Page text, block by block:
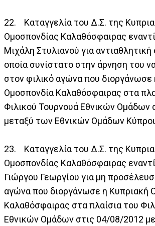
22. Καταγγελία του Δ.Σ. της
Ομοσπονδίας Καλαθόσφαιρας
Μιχάλη Στυλιανού για
οποία συνίστατο στην άρνηση του
στον φιλικό αγώνα που διοργάνωσε
Ομοσπονδία Καλαθόσφαιρας στα
Φιλικού Τουρνουά Εθνικών Ομάδων
μεταξύ των Εθνικών Ομάδων
23. Καταγγελία του Δ.Σ. της
Ομοσπονδίας Καλαθόσφαιρας
Γιώργου Γεωργίου για μη
αγώνα που διοργάνωσε η Κυπριακή
Καλαθόσφαιρας στα πλαίσια του
Εθνικών Ομάδων στις 04/08/2012